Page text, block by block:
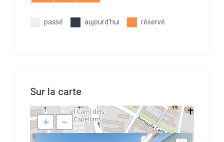
passé aujourd'hui réservé
Sur la carte